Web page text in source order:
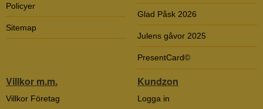
Policyer
Sitemap
Glad Påsk 2026
Julens gåvor 2025
PresentCard©
Villkor m.m.
Villkor Företag
Kundzon
Logga in